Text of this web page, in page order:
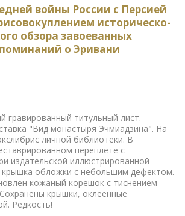
войны России с Персией
историческо-
обзора завоеванных
о Эривани
гравированный титульный лист.
"Вид монастыря Эчмиадзина". На
личной библиотеки. В
переплете с
издательской иллюстрированной
обложки с небольшим дефектом.
кожаный корешок с тиснением
крышки, оклеенные
Редкость!